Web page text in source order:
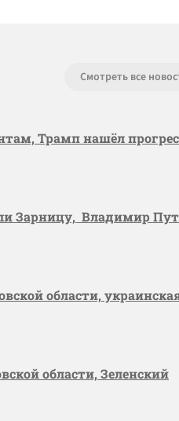
Смотреть все
Трамп нашёл
Зарницу, Владимир
области,
области, Зеленский